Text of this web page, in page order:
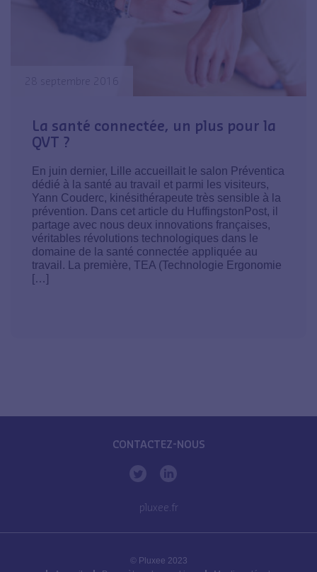
28 septembre 2016
La santé connectée, un plus pour la
QVT ?
En juin dernier, Lille accueillait le salon Préventica
dédié à la santé au travail et parmi les visiteurs,
Yann Couderc, kinésithérapeute très sensible à la
prévention. Dans cet article du HuffingstonPost, il
partage avec nous deux innovations françaises,
véritables révolutions technologiques dans le
domaine de la santé connectée appliquée au
travail. La première, TEA (Technologie Ergonomie
[…]
CONTACTEZ-NOUS
pluxee.fr
© Pluxee 2023